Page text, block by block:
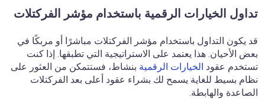
تداول الخيارات الرقمية باستخدام مؤشر الفركتلات
قد يكون التداول باستخدام مؤشر الفركتلات مباشرًا أو مربكًا في
بعض الأحيان. هذا يعتمد على الاستراتيجية التي تطبقها. إذا كنت
تستخدم عقود الخيارات الرقمية بنشاط، فستتمكن من العثور على
نظام بسيط للغاية يسمح لك بشراء عقود أعلى بعد الفركتلات
الصاعدة والهابطة.